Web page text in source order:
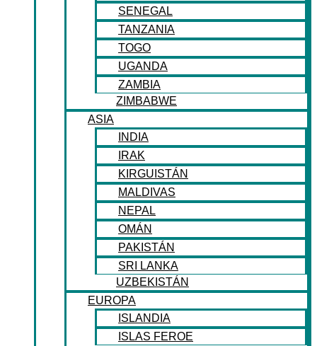
SENEGAL
TANZANIA
TOGO
UGANDA
ZAMBIA
ZIMBABWE
ASIA
INDIA
IRAK
KIRGUISTÁN
MALDIVAS
NEPAL
OMÁN
PAKISTÁN
SRI LANKA
UZBEKISTÁN
EUROPA
ISLANDIA
ISLAS FEROE